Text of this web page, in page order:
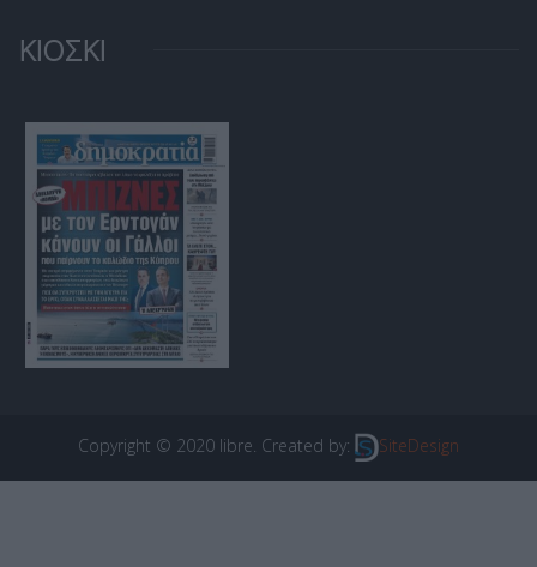
ΚΙΟΣΚΙ
Copyright © 2020 libre. Created by: SiteDesign